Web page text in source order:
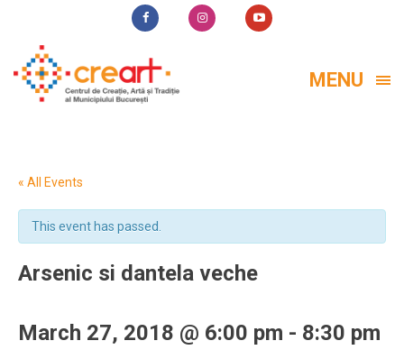
MENU
« All Events
This event has passed.
Arsenic si dantela veche
March 27, 2018 @ 6:00 pm - 8:30 pm